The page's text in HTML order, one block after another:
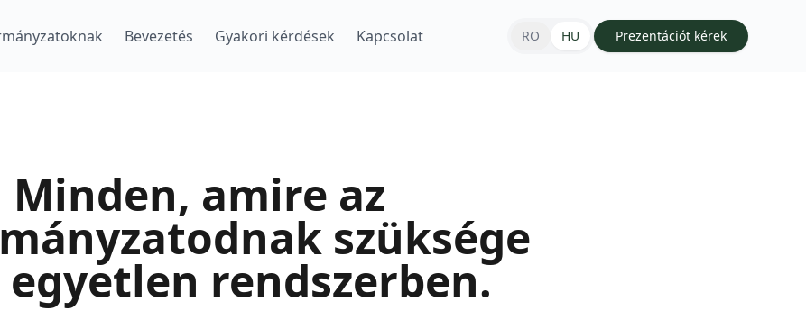
Bevezetés Gyakori kérdések Kapcsolat RO HU Prezentációt kérek
Minden, amire az
szüksége
rendszerben.